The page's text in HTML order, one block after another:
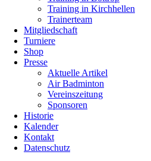
Training in Kirchhellen
Trainerteam
Mitgliedschaft
Turniere
Shop
Presse
Aktuelle Artikel
Air Badminton
Vereinszeitung
Sponsoren
Historie
Kalender
Kontakt
Datenschutz